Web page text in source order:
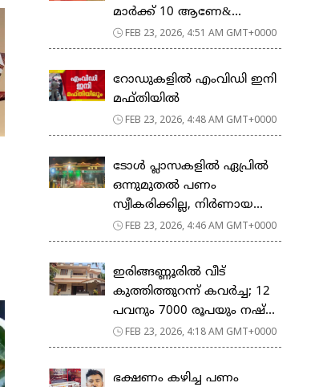
മാര്‍ക്ക് 10 ആണേ&...
FEB 23, 2026, 4:51 AM GMT+0000
റോഡുകളില്‍ എംവിഡി ഇനി
മഫ്തിയില്‍
FEB 23, 2026, 4:48 AM GMT+0000
ടോള്‍ പ്ലാസകളില്‍ ഏപ്രില്‍
ഒന്നുമുതല്‍ പണം
സ്വീകരിക്കില്ല, നിര്‍ണായ...
FEB 23, 2026, 4:46 AM GMT+0000
ഇരിങ്ങണ്ണൂരിൽ വീട്
കുത്തിത്തുറന്ന് കവർച്ച; 12
പവനും 7000 രൂപയും നഷ്...
FEB 23, 2026, 4:18 AM GMT+0000
ഭക്ഷണം കഴിച്ച പണം